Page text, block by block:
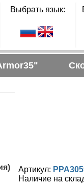
Выбрать язык:
Артикул:
Наличие на